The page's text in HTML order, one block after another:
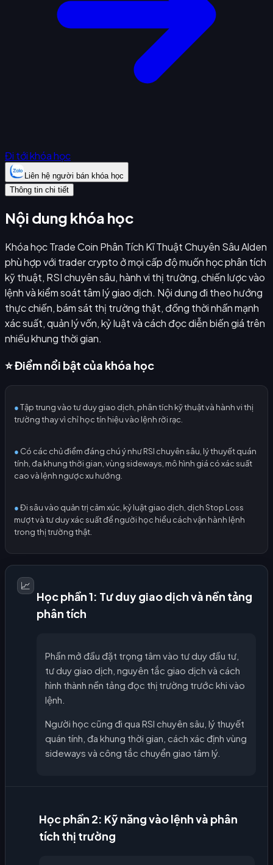
Đi tới khóa học
Liên hệ người bán khóa học
Thông tin chi tiết
Nội dung khóa học
Khóa học Trade Coin Phân Tích Kĩ Thuật Chuyên Sâu Alden
phù hợp với trader crypto ở mọi cấp độ muốn học phân tích
kỹ thuật, RSI chuyên sâu, hành vi thị trường, chiến lược vào
lệnh và kiểm soát tâm lý giao dịch. Nội dung đi theo hướng
thực chiến, bám sát thị trường thật, đồng thời nhấn mạnh
xác suất, quản lý vốn, kỷ luật và cách đọc diễn biến giá trên
nhiều khung thời gian.
⭐ Điểm nổi bật của khóa học
●Tập trung vào tư duy giao dịch, phân tích kỹ thuật và hành vi thị
trường thay vì chỉ học tín hiệu vào lệnh rời rạc.
● Có các chủ điểm đáng chú ý như RSI chuyên sâu, lý thuyết quán
tính, đa khung thời gian, vùng sideways, mô hình giá có xác suất
cao và lệnh ngược xu hướng.
●Đi sâu vào quản trị cảm xúc, kỷ luật giao dịch, dịch Stop Loss
mượt và tư duy xác suất để người học hiểu cách vận hành lệnh
trong thị trường thật.
📈
Học phần 1: Tư duy giao dịch và nền tảng
phân tích
Phần mở đầu đặt trọng tâm vào tư duy đầu tư,
tư duy giao dịch, nguyên tắc giao dịch và cách
hình thành nền tảng đọc thị trường trước khi vào
lệnh.
Người học cũng đi qua RSI chuyên sâu, lý thuyết
quán tính, đa khung thời gian, cách xác định vùng
sideways và công tắc chuyển giao tâm lý.
Học phần 2: Kỹ năng vào lệnh và phân
tích thị trường